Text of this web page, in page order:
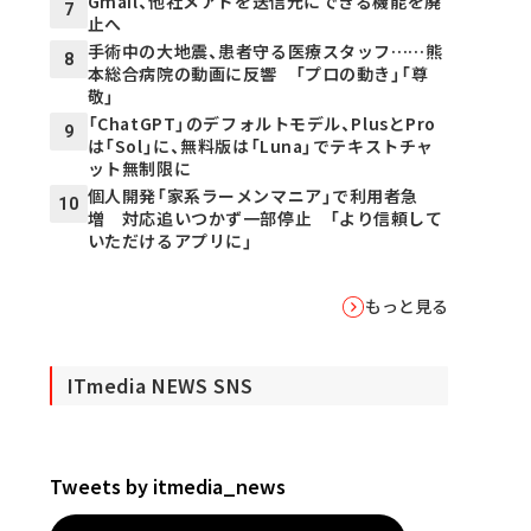
7
止へ
8
手術中の大地震、患者守る医療スタッフ……熊
本総合病院の動画に反響 「プロの動き」「尊
敬」
9
「ChatGPT」のデフォルトモデル、PlusとPro
は「Sol」に、無料版は「Luna」でテキストチャ
ット無制限に
10 個人開発「家系ラーメンマニア」で利用者急
増 対応追いつかず一部停止 「より信頼して
いただけるアプリに」
もっと見る
ITmedia NEWS SNS
Tweets by itmedia_news